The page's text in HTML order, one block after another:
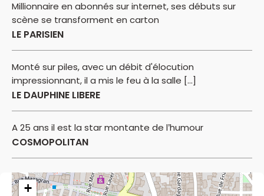
Millionnaire en abonnés sur internet, ses débuts sur
scène se transforment en carton
LE PARISIEN
Monté sur piles, avec un débit d'élocution
impressionnant, il a mis le feu à la salle [...]
LE DAUPHINE LIBERE
A 25 ans il est la star montante de l’humour
COSMOPOLITAN
+